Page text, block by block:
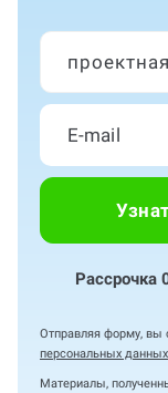
Рассрочка
Отправляя форму, вы
персональных данных
Материалы,